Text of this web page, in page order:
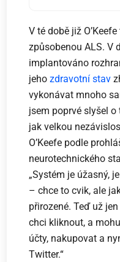
V té době již
způsobenou ALS. V
implantováno
jehozdravotní stav
vykonávat mnoho
jsem poprvé slyšel
jak velkou
O’Keefe podle
neurotechnického
„Systém je úžasný,
– chce to cvik, ale
přirozené. Teď už
chci kliknout, a
účty, nakupovat a
Twitter.“